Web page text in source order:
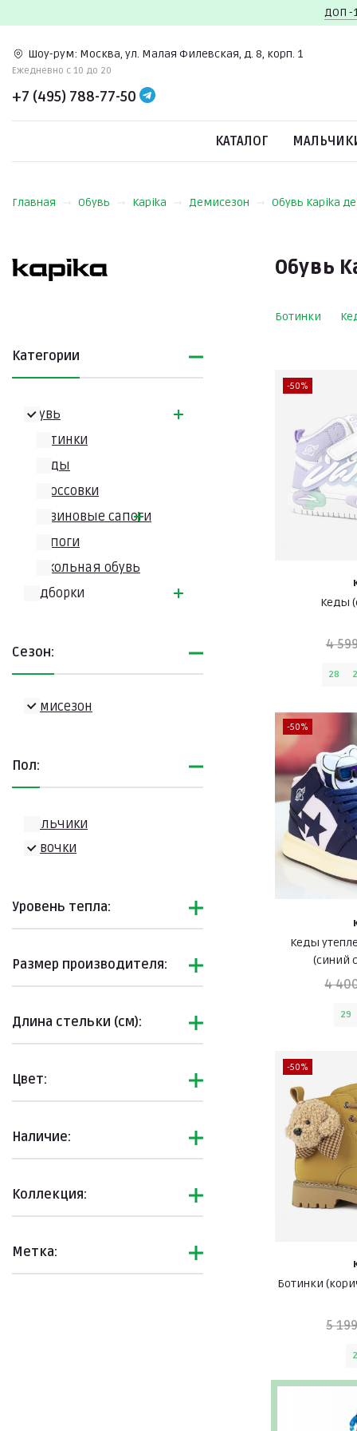
ДОП -
Шоу-рум: Москва, ул. Малая Филевская, д. 8, корп. 1
Ежедневно c 10 до 20
+7 (495) 788-77-50
КАТАЛОГ
Главная Обувь Kapika Демисезон Обувь Kapika
Категории
Обувь
Ботинки
Кеды
Кроссовки
Резиновые сапоги
Сапоги
Школьная обувь
Подборки
Сезон:
Демисезон
Пол:
Мальчики
Девочки
Уровень тепла:
Размер производителя:
Длина стельки (см):
Цвет:
Наличие:
Коллекция:
Метка:
Обувь
Ботинки
-50%
Кеды
4
28
-50%
Кеды
(синий
4
29
-50%
Ботинки
5